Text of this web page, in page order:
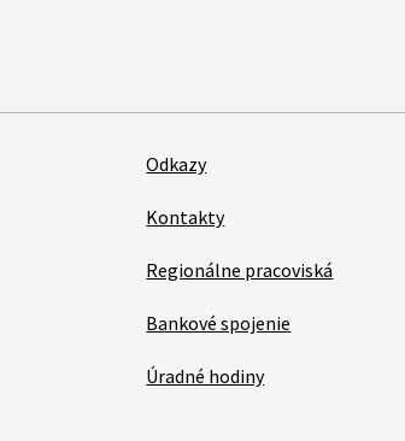
Odkazy
Kontakty
Regionálne pracoviská
Bankové spojenie
Úradné hodiny